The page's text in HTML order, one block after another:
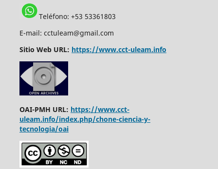
Teléfono: +53 53361803
E-mail: cctuleam@gmail.com
Sitio Web URL: https://www.cct-uleam.info
OAI-PMH URL: https://www.cct-
uleam.info/index.php/chone-ciencia-y-
tecnologia/oai